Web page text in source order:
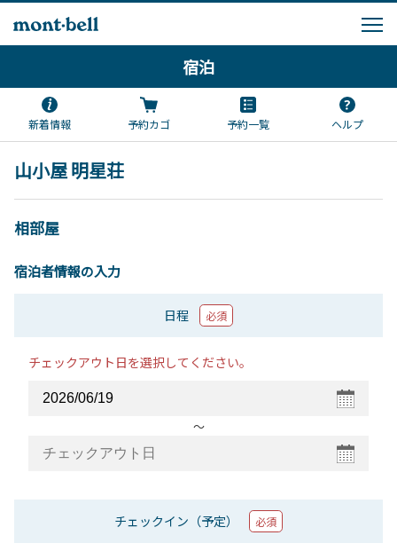
宿泊
新着情報 予約カゴ 予約一覧 ヘルプ
山小屋 明星荘
相部屋
宿泊者情報の入力
日程 必須
チェックアウト日を選択してください。
〜
チェックイン（予定） 必須